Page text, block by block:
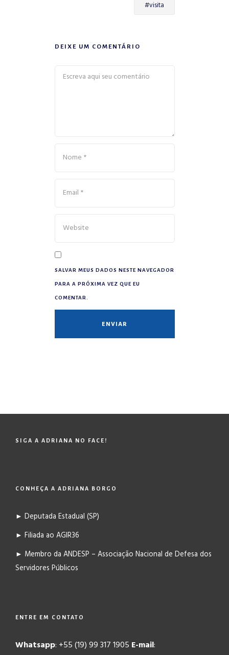
#visita
DEIXE UM COMENTÁRIO
SALVAR MEUS DADOS NESTE NAVEGADOR
PARA A PRÓXIMA VEZ QUE EU
COMENTAR.
SIGA A ADRIANA NO FACE!
CONHEÇA A ADRIANA BORGO
► Deputada Estadual (SP)
► Filiada ao AGIR36
► Membro da ANDESP – Associação Nacional de Defesa dos
Servidores Públicos
ENTRE EM CONTATO
Whatsapp: +55 (19) 99 317 1905 E-mail: